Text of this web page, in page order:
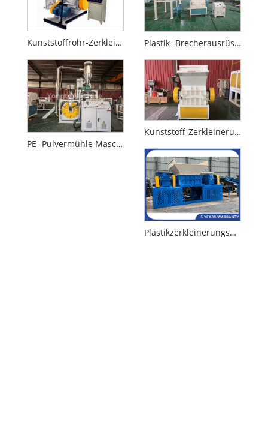
Kunststoffrohr-Zerkleinerungsmaschine Plastik -Brecherausrüstung
PE -Pulvermühle Maschine
Kunststoff-Zerkleinerungsmaschine
Plastikzerkleinerungsmaschine